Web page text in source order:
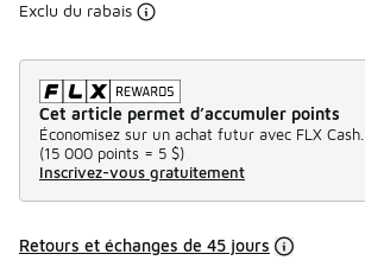
Exclu du rabais
Cet article permet d’accumuler points
Économisez sur un achat futur avec FLX Cash.
(15 000 points = 5 $)
Inscrivez-vous gratuitement
Retours et échanges de 45 jours